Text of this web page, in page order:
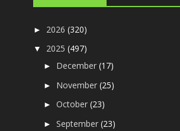
► 2026(320)
▼ 2025(497)
► December(17)
► November(25)
►October(23)
►September(23)